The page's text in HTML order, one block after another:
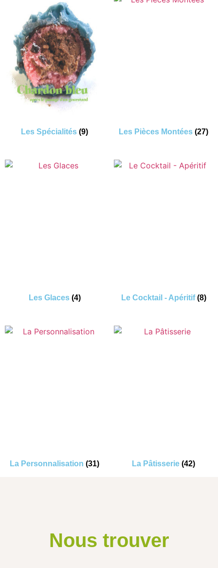
Les Spécialités (9) Les Pièces Montées (27)
Les Glaces (4) Le Cocktail - Apéritif(8)
La Personnalisation (31) La Pâtisserie (42)
Nous trouver